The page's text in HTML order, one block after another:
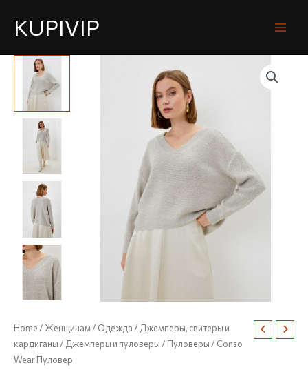
KUPIVIP
Home/Женщинам/ Одежда/ Джемперы, свитеры и
кардиганы/ Джемперы и пуловеры/ Пуловеры/ Conso
Wear Пуловер